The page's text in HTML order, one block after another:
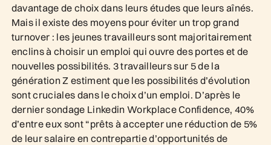
davantage de choix dans leurs études que leurs aînés.
Mais il existe des moyens pour éviter un trop grand
turnover : les jeunes travailleurs sont majoritairement
enclins à choisir un emploi qui ouvre des portes et de
nouvelles possibilités. 3 travailleurs sur 5 de la
génération Z estiment que les possibilités d’évolution
sont cruciales dans le choix d’un emploi. D’après le
dernier sondage Linkedin Workplace Confidence, 40%
d’entre eux sont “prêts à accepter une réduction de 5%
de leur salaire en contrepartie d’opportunités de